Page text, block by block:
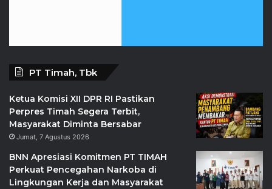
PT Timah, Tbk
Ketua Komisi XII DPR RI Pastikan
Perpres Timah Segera Terbit,
Masyarakat Diminta Bersabar
Jumat, 7 Agustus 2026
BNN Apresiasi Komitmen PT TIMAH
Perkuat Pencegahan Narkoba di
Lingkungan Kerja dan Masyarakat